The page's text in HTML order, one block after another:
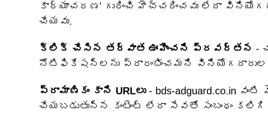
కార్యాచరణ' గురించి హెచ్చరించవు లేదా
చేయవు.
క్లిక్ చేసిన తర్వాత ఊహించని ప్రవర్తన -
నోటిఫికేషన్‌లను ప్రారంభించమని
ప్రామాణికం కాని URLలు- bds-adguard.co.in
చేయబడుతున్న కంటెంట్ లేదా సేవతో సంబంధం కలిగి